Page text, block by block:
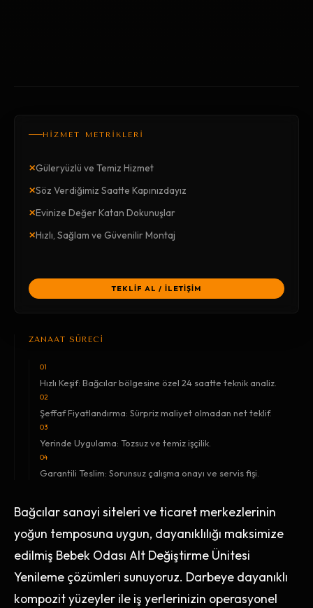
HİZMET METRİKLERİ
×Güleryüzlü ve Temiz Hizmet
×Söz Verdiğimiz Saatte Kapınızdayız
×Evinize Değer Katan Dokunuşlar
×Hızlı, Sağlam ve Güvenilir Montaj
TEKLİF AL / İLETİŞİM
ZANAAT SÜRECİ
01
Hızlı Keşif: Bağcılar bölgesine özel 24 saatte teknik analiz.
02
Şeffaf Fiyatlandırma: Sürpriz maliyet olmadan net teklif.
03
Yerinde Uygulama: Tozsuz ve temiz işçilik.
04
Garantili Teslim: Sorunsuz çalışma onayı ve servis fişi.
Bağcılar sanayi siteleri ve ticaret merkezlerinin
yoğun temposuna uygun, dayanıklılığı maksimize
edilmiş Bebek Odası Alt Değiştirme Ünitesi
Yenileme çözümleri sunuyoruz. Darbeye dayanıklı
kompozit yüzeyler ile iş yerlerinizin operasyonel